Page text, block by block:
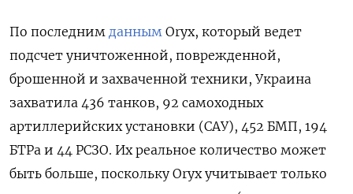
По последним данным Oryx, который ведет
подсчет уничтоженной, поврежденной,
брошенной и захваченной техники, Украина
захватила 436 танков, 92 самоходных
артиллерийских установки (САУ), 452 БМП, 194
БТРа и 44 РСЗО. Их реальное количество может
быть больше, поскольку Oryx учитывает только